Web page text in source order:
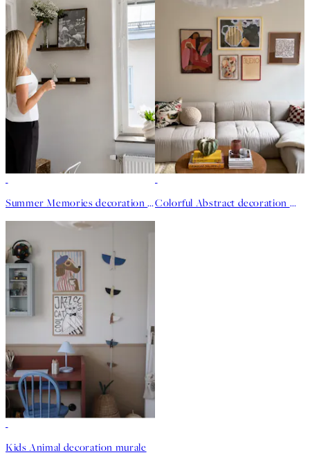
Summer Memories decoration murale - Hannabodelson Colorful Abstract decoration murale
Kids Animal decoration murale